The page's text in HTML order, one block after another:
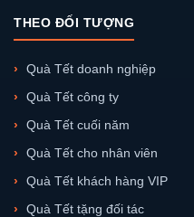
THEO ĐỐI TƯỢNG
Quà Tết doanh nghiệp
Quà Tết công ty
Quà Tết cuối năm
Quà Tết cho nhân viên
Quà Tết khách hàng VIP
Quà Tết tặng đối tác